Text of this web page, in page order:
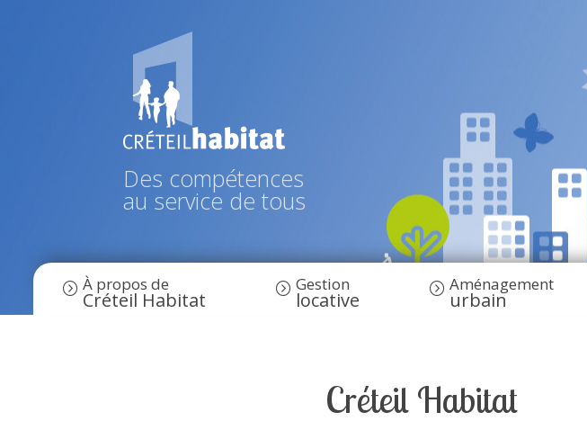
Des compétences
au service de tous
À propos de
Créteil Habitat
Gestion
locative
Aménagement
urbain
Créteil Habitat